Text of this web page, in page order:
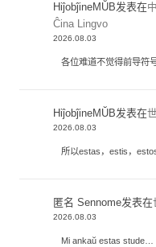
HiĵobĵineMŬB发表在
Ĉina Lingvo
2026.08.03
各位难道不觉得前导符
HiĵobĵineMŬB发表在
2026.08.03
所以estas，estis，
匿名 Sennome发表在
2026.08.03
Mi ankaŭ estas stude…